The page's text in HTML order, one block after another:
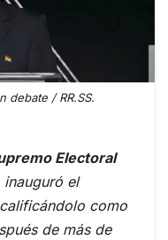
debate / RR.SS.
Electoral
inauguró el
como
de más de